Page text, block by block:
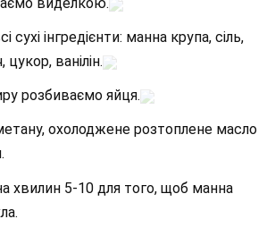
сухі інгредієнти: манна крупа, сіль,
ванілін.
розбиваємо яйця.
охолоджене розтоплене масло
хвилин 5-10 для того, щоб манна